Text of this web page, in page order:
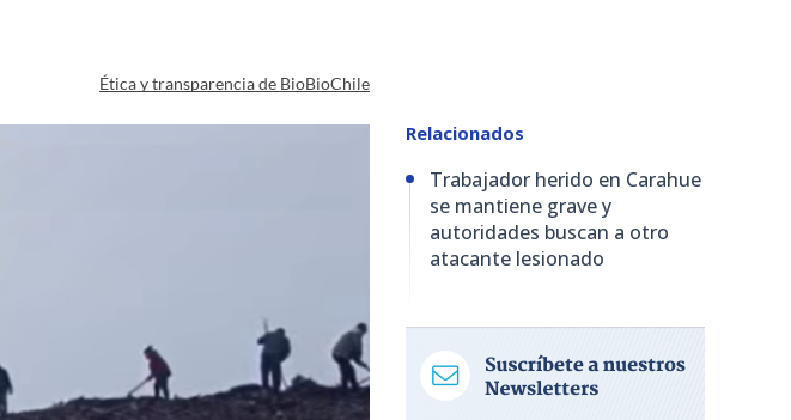
Ética y transparencia de BioBioChile
Relacionados
Trabajador herido en Carahue
se mantiene grave y
autoridades buscan a otro
atacante lesionado